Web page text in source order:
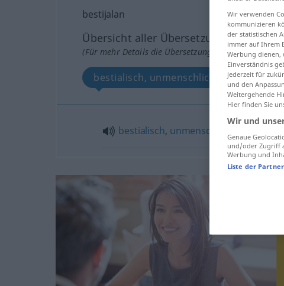
bestijalan
Übersicht aller Übersetzungen
(Für mehr Details die Übersetzung anklicken/
bestialisch, unmenschlich
bestialisch, unmenschlich
Wir verwenden
kommunizieren
der statistischen
immer auf Ihrem
Werbung dienen,
Einverständnis
jederzeit für
und den
Weitergehende
Hier finden Sie
Wir und
Genaue
und/oder Zugriff
Werbung und
Liste der